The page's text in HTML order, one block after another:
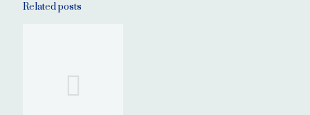
Related posts